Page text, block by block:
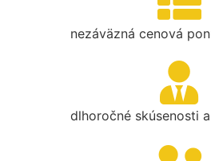
nezáväzná cenová
dlhoročné skúsenosti